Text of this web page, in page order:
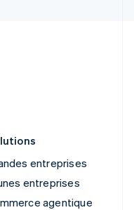
entreprises
entreprises
agentique